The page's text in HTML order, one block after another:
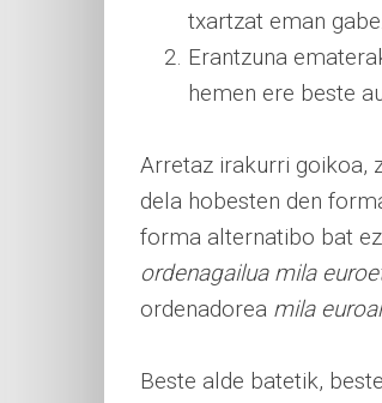
txartzat eman gabe.
Erantzuna
hemen ere beste
Arretaz irakurri goikoa,
dela hobesten den
forma alternatibo bat
ordenagailua mila
ordenadorea mila
Beste alde batetik,